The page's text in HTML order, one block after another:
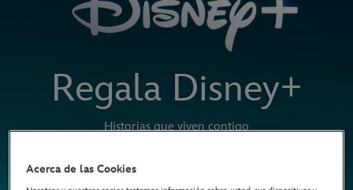
Regala Disney+
Historias que viven contigo
Acerca de las Cookies